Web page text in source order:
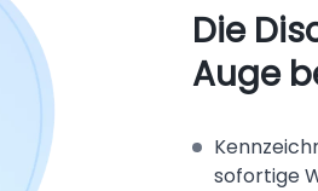
Die
Auge
sofortige